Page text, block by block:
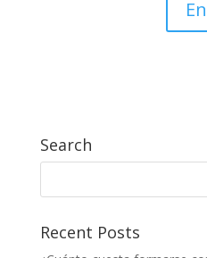
Search
Recent Posts